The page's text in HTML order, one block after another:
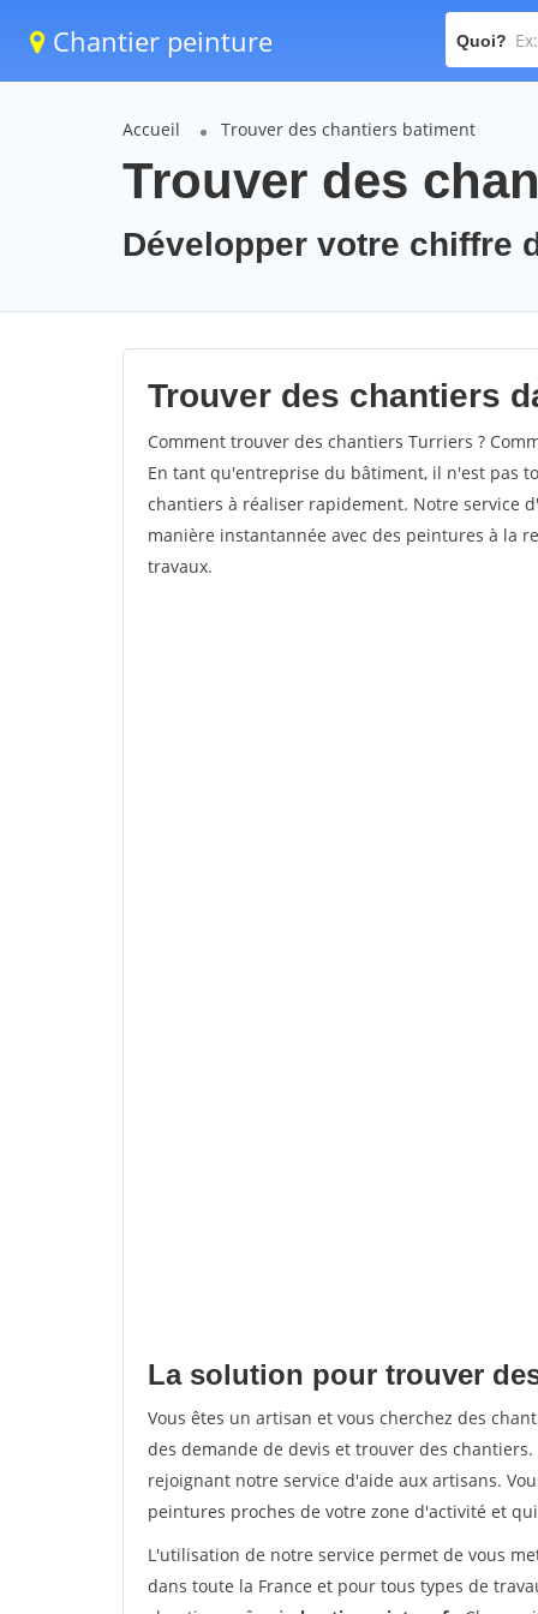
Chantier peinture Quoi?
Accueil Trouver des chantiers batiment
Trouver des
Développer votre chiffre
Trouver des chantiers
Comment trouver des chantiers Turriers ?
En tant qu'entreprise du bâtiment, il n'est pas
chantiers à réaliser rapidement. Notre service
manière instantannée avec des peintures à la
travaux.
La solution pour trouver
Vous êtes un artisan et vous cherchez des
des demande de devis et trouver des
rejoignant notre service d'aide aux artisans.
peintures proches de votre zone d'activité et
L'utilisation de notre service permet de vous
dans toute la France et pour tous types de